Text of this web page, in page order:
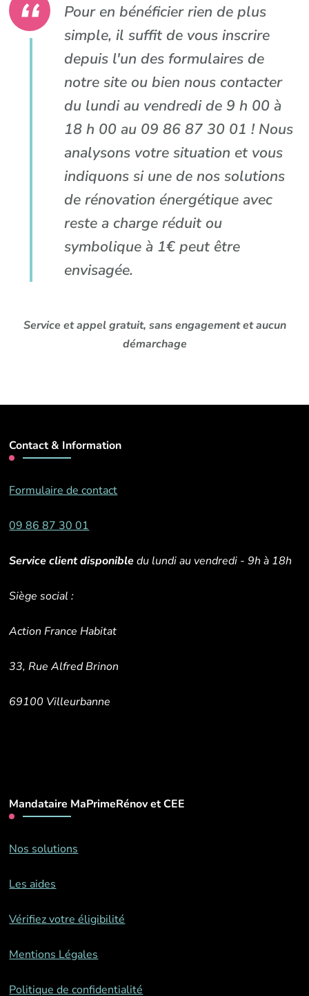
Pour en bénéficier rien de plus
simple, il suffit de vous inscrire
depuis l'un des formulaires de
notre site ou bien nous contacter
du lundi au vendredi de 9 h 00 à
18 h 00 au 09 86 87 30 01 ! Nous
analysons votre situation et vous
indiquons si une de nos solutions
de rénovation énergétique avec
reste a charge réduit ou
symbolique à 1€ peut être
envisagée.
Service et appel gratuit, sans engagement et aucun
démarchage
Contact & Information
Formulaire de contact
09 86 87 30 01
Service client disponibledu lundi au vendredi - 9h à 18h
Siège social :
Action France Habitat
33, Rue Alfred Brinon
69100 Villeurbanne
Mandataire MaPrimeRénov et CEE
Nos solutions
Les aides
Vérifiez votre éligibilité
Mentions Légales
Politique de confidentialité